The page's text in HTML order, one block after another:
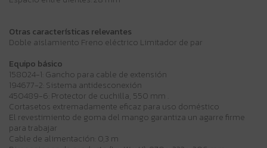
Otras características relevantes
Doble aislamiento Freno eléctrico Limitador de par
Equipo básico
158024-1: Gancho para cable de extensión
194677-2: Sistema antidesconexión
450489-6: Protector de cuchilla, 550 mm .
Cortasetos extremadamente eficaz para uso doméstico
El revestimiento de goma del mango garantiza un agarre firme
para trabajar
Cable de alimentación: 0,3 m